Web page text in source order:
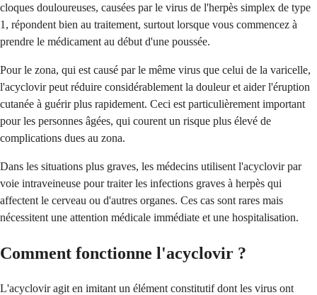
cloques douloureuses, causées par le virus de l'herpès simplex de type
1, répondent bien au traitement, surtout lorsque vous commencez à
prendre le médicament au début d'une poussée.
Pour le zona, qui est causé par le même virus que celui de la varicelle,
l'acyclovir peut réduire considérablement la douleur et aider l'éruption
cutanée à guérir plus rapidement. Ceci est particulièrement important
pour les personnes âgées, qui courent un risque plus élevé de
complications dues au zona.
Dans les situations plus graves, les médecins utilisent l'acyclovir par
voie intraveineuse pour traiter les infections graves à herpès qui
affectent le cerveau ou d'autres organes. Ces cas sont rares mais
nécessitent une attention médicale immédiate et une hospitalisation.
Comment fonctionne l'acyclovir ?
L'acyclovir agit en imitant un élément constitutif dont les virus ont